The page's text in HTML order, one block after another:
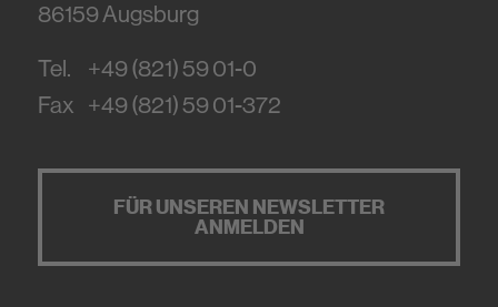
86159Augsburg
Tel.
+49 (821) 59 01-0
Fax +49 (821) 59 01-372
FÜR UNSEREN NEWSLETTER
ANMELDEN